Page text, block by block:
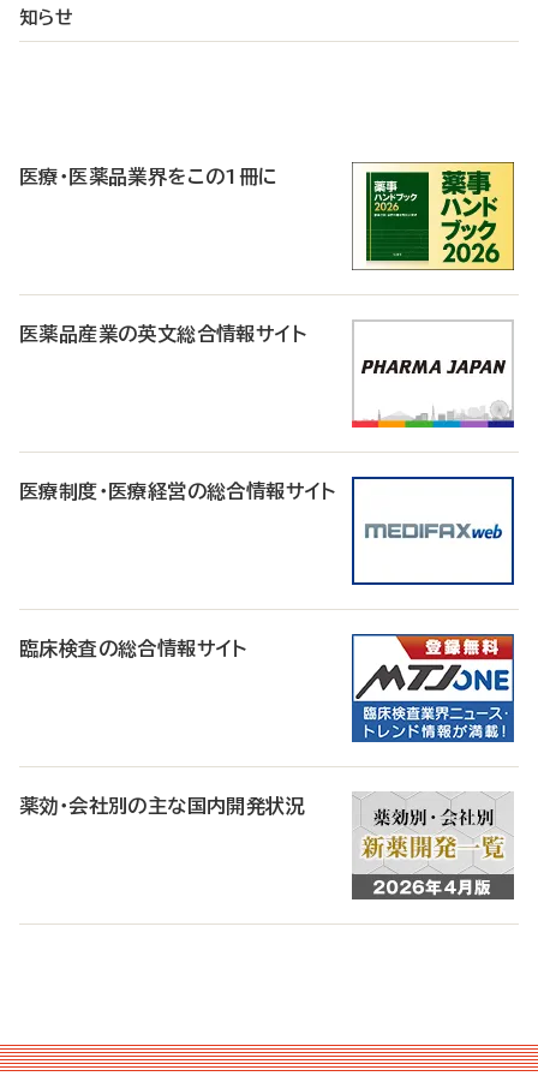
知らせ
医療・医薬品業界をこの1冊に
医薬品産業の英文総合情報サイト
医療制度・医療経営の総合情報サイト
臨床検査の総合情報サイト
薬効・会社別の主な国内開発状況